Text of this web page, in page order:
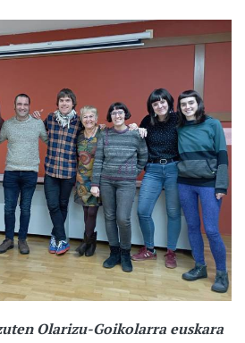
Olarizu-Goikolarra euskara